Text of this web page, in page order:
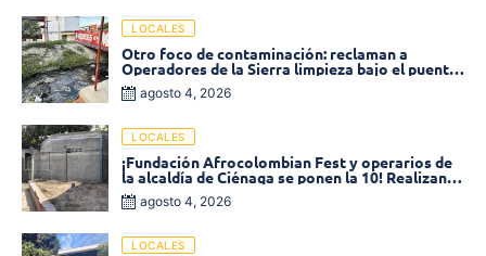
LOCALES
Otro foco de contaminación: reclaman a
Operadores de la Sierra limpieza bajo el puente
de la calle 19 con carrera 11
agosto 4, 2026
LOCALES
¡Fundación Afrocolombian Fest y operarios de
la alcaldía de Ciénaga se ponen la 10! Realizan
limpieza de la parte posterior del Coliseo
Monumental
agosto 4, 2026
LOCALES